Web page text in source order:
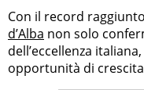
Con il record
d’Alba non solo
dell’eccellenza
opportunità di